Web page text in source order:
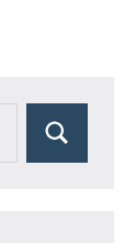
Rechercher